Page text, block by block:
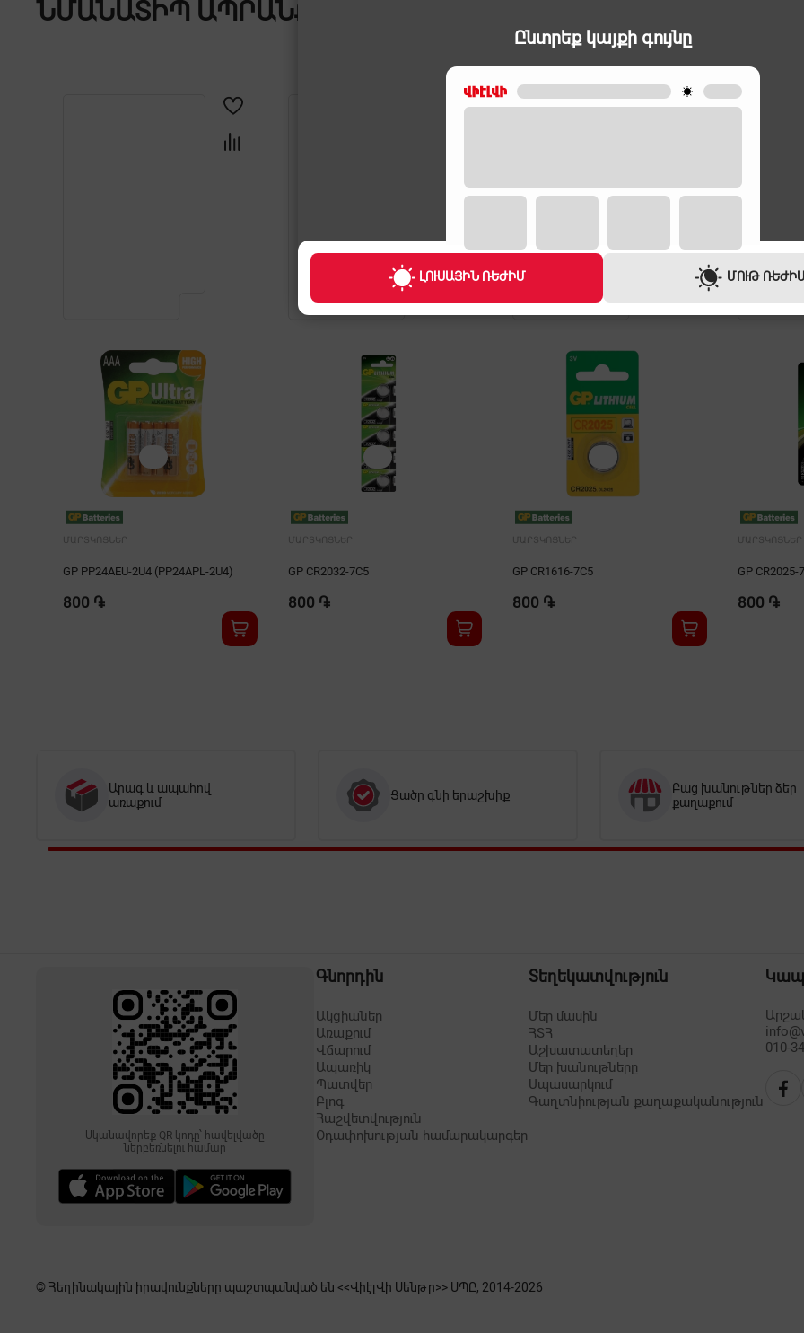
Ընտրեք կայքի գույնը
ԼՈՒՍԱՅԻՆ ՌԵԺԻՄ ՄՈՒԹ
ՆՄԱՆԱՏԻՊ ԱՊՐԱՆՔՆԵՐ
ՄԱՐՏԿՈՑՆԵՐ
GP PP24AEU-2U4 (PP24APL-2U4)
800 ֏
ՄԱՐՏԿՈՑՆԵՐ
GP CR2032-7C5
800 ֏
ՄԱՐՏԿՈՑՆԵՐ
GP CR1616-7C5
800 ֏
ՄԱՐՏԿՈՑՆԵՐ
GP CR2025-
800 ֏
Արագ և ապահով
առաքում
Ցածր գնի երաշխիք
Բաց խանութներ ձեր
քաղաքում
Սկանավորեք QR կոդը՝ հավելվածը
ներբեռնելու համար
Գնորդին
Ակցիաներ
Առաքում
Վճարում
Ապառիկ
Պատվեր
Բլոգ
Հաշվետվություն
Օդափոխության համարակարգեր
Տեղեկատվություն
Մեր մասին
ՀՏՀ
Աշխատատեղեր
Մեր խանութները
Սպասարկում
Գաղտնիության քաղաքականություն
Կապ
010-
© Հեղինակային իրավունքները պաշտպանված են <<ՎիէլՎի Սենթր>> ՍՊԸ, 2014-2026